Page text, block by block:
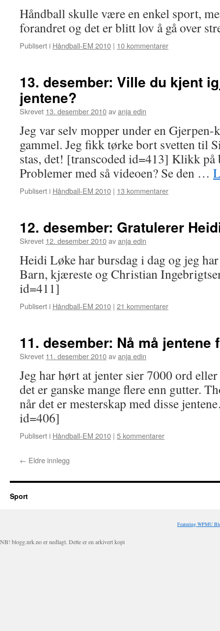
Håndball skulle være en enkel sport,
forandret og det er blitt lov å gå over
Publisert i Håndball-EM 2010 | 10 kommentarer
13. desember: Ville du kjent
jentene?
Skrevet 13. desember 2010avanja edin
Jeg var selv mopper under en Gjerpen-
gammel. Jeg fikk tørke bort svetten til
stas, det! [transcoded id=413] Klikk
Problemer med så videoen? Se den …
Publisert i Håndball-EM 2010 | 13 kommentarer
12. desember: Gratulerer
Skrevet 12. desember 2010avanja edin
Heidi Løke har bursdag i dag og jeg
Barn, kjæreste og Christian
id=411]
Publisert i Håndball-EM 2010 | 21 kommentarer
11. desember: Nå må jentene
Skrevet 11. desember 2010avanja edin
Jeg har hørt at jenter sier 7000 ord
det er ganske mange flere enn gutter.
når det er mesterskap med disse
id=406]
Publisert i Håndball-EM 2010 | 5 kommentarer
← Eldre innlegg
Sport
Featuring WPMU
NB! blogg.nrk.no er nedlagt. Dette er en arkivert kopi